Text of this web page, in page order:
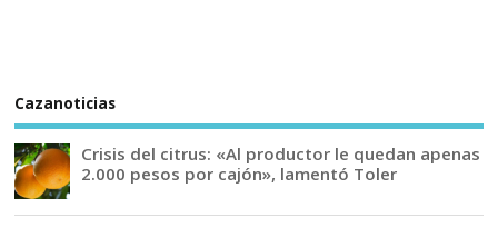
Cazanoticias
Crisis del citrus: «Al productor le quedan apenas
2.000 pesos por cajón», lamentó Toler